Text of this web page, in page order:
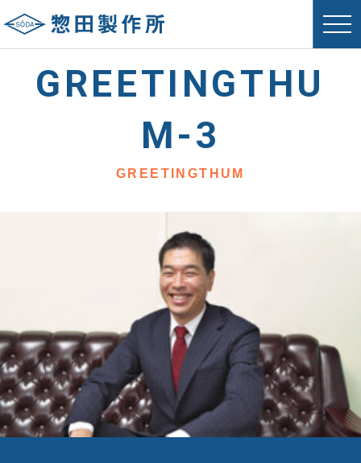
GREETINGTHU
M-3
GREETINGTHUM